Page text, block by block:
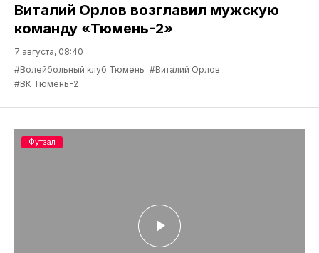
Виталий Орлов возглавил мужскую
команду «Тюмень-2»
7 августа, 08:40
#Волейбольный клуб Тюмень #Виталий Орлов
#ВК Тюмень-2
Футзал